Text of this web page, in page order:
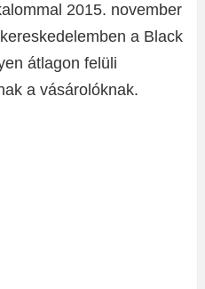
2015. november
a Black
átlagon felüli
a vásárolóknak.